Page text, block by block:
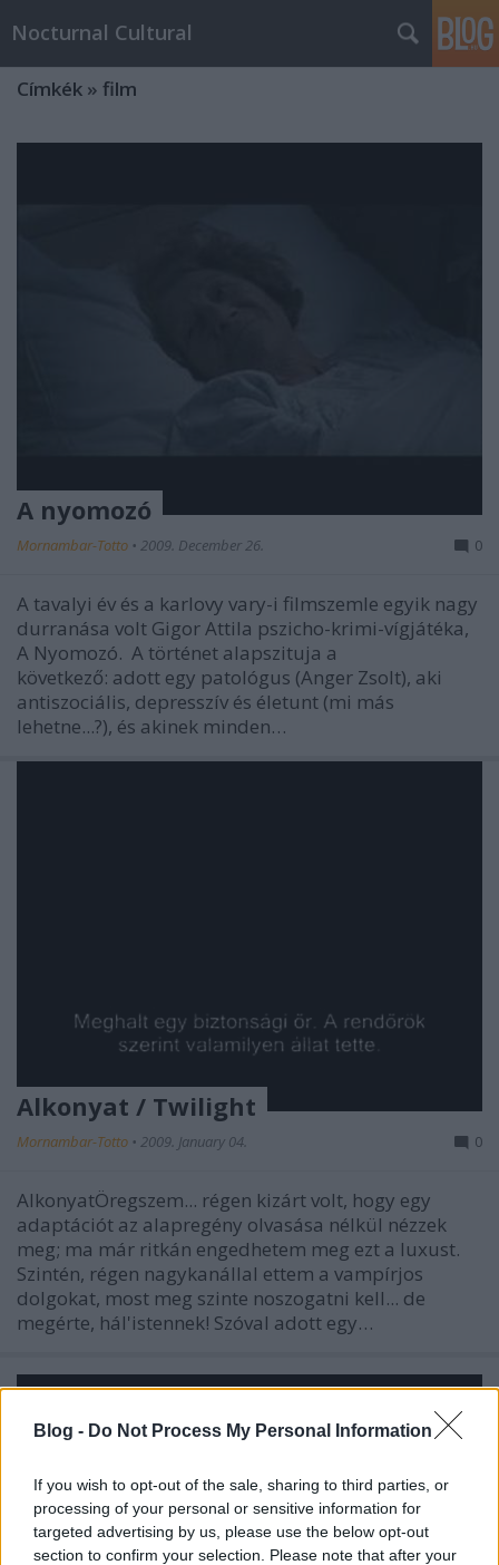
Blog - Do Not Process My Personal Information
If you wish to opt-out of the sale, sharing to third parties, or
processing of your personal or sensitive information for
targeted advertising by us, please use the below opt-out
section to confirm your selection. Please note that after your
Nocturnal Cultural
Címkék » film
A nyomozó
Mornambar-Totto • 2009. December 26. 0
A tavalyi év és a karlovy vary-i filmszemle egyik nagy
durranása volt Gigor Attila pszicho-krimi-vígjátéka,
A Nyomozó. A történet alapszituja a
következő: adott egy patológus (Anger Zsolt), aki
antiszociális, depresszív és életunt (mi más
lehetne...?), és akinek minden…
Alkonyat / Twilight
Mornambar-Totto • 2009. January 04. 0
AlkonyatÖregszem... régen kizárt volt, hogy egy
adaptációt az alapregény olvasása nélkül nézzek
meg; ma már ritkán engedhetem meg ezt a luxust.
Szintén, régen nagykanállal ettem a vampírjos
dolgokat, most meg szinte noszogatni kell... de
megérte, hál'istennek! Szóval adott egy…